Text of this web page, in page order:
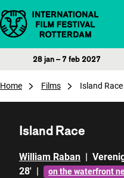
Direct naar inhoud
28 jan – 7 feb 2027
Home Films Island Race
Island Race
William Raban |
28' | on the waterfront